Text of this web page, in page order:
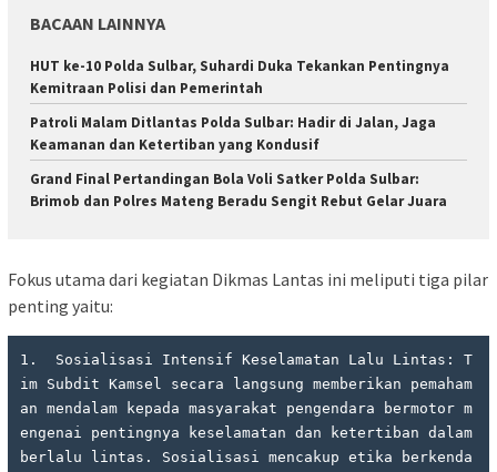
BACAAN LAINNYA
HUT ke-10 Polda Sulbar, Suhardi Duka Tekankan Pentingnya
Kemitraan Polisi dan Pemerintah
Patroli Malam Ditlantas Polda Sulbar: Hadir di Jalan, Jaga
Keamanan dan Ketertiban yang Kondusif
Grand Final Pertandingan Bola Voli Satker Polda Sulbar:
Brimob dan Polres Mateng Beradu Sengit Rebut Gelar Juara
Fokus utama dari kegiatan Dikmas Lantas ini meliputi tiga pilar
penting yaitu:
1.  Sosialisasi Intensif Keselamatan Lalu Lintas: T
im Subdit Kamsel secara langsung memberikan pemaham
an mendalam kepada masyarakat pengendara bermotor m
engenai pentingnya keselamatan dan ketertiban dalam
berlalu lintas. Sosialisasi mencakup etika berkenda